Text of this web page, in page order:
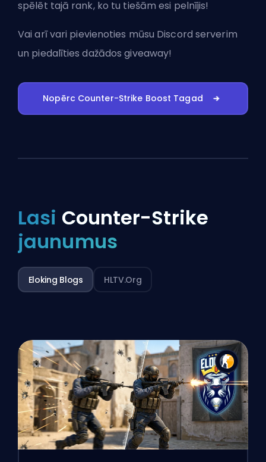
spēlēt tajā rank, ko tu tiešām esi pelnījis!
Vai arī vari pievienoties mūsu Discord serverim
un piedalīties dažādos giveaway!
Nopērc Counter-Strike Boost Tagad
Lasi Counter-Strike
jaunumus
Eloking Blogs HLTV.org